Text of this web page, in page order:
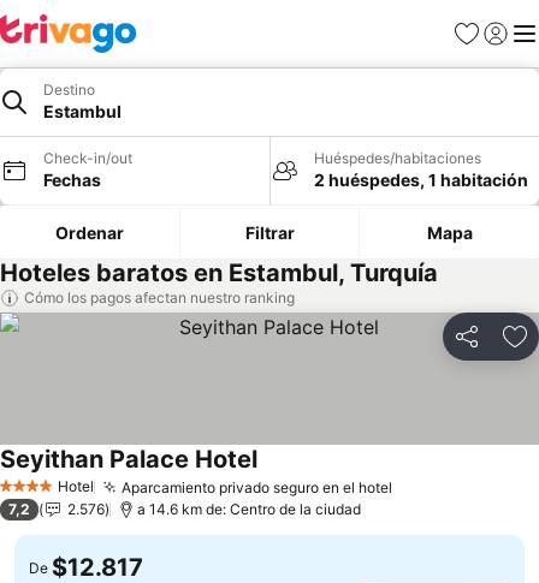
Favoritos
Iniciar
Destino
Estambul
Check-in/out
Fechas
Huéspedes/habitaciones
2 huéspedes, 1 habitación
Ordenar Filtrar Mapa
Hoteles baratos en Estambul, Turquía
Cómo los pagos afectan nuestro ranking
Compartir
4 EstrellasHotel Aparcamiento privado seguro en el hotel
Seyithan Palace Hotel
7,2 2.576 a 14.6 km de: Centro de la ciudad
De $12.817